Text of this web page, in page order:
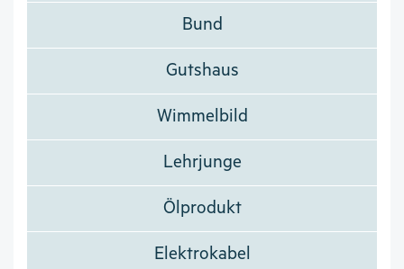
Bund
Gutshaus
Wimmelbild
Lehrjunge
Ölprodukt
Elektrokabel